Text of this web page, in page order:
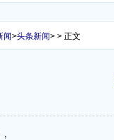
闻>头条新闻> > 正文